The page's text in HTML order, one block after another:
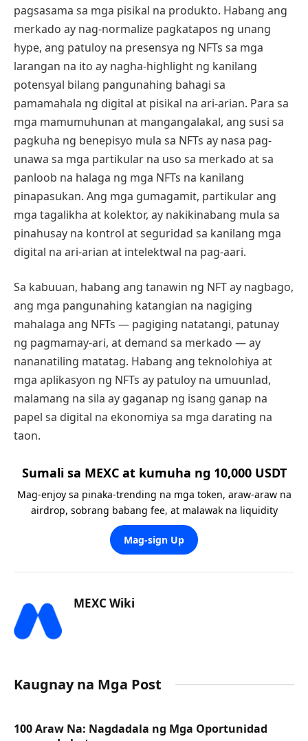
pagsasama sa mga pisikal na produkto. Habang ang
merkado ay nag-normalize pagkatapos ng unang
hype, ang patuloy na presensya ng NFTs sa mga
larangan na ito ay nagha-highlight ng kanilang
potensyal bilang pangunahing bahagi sa
pamamahala ng digital at pisikal na ari-arian. Para sa
mga mamumuhunan at mangangalakal, ang susi sa
pagkuha ng benepisyo mula sa NFTs ay nasa pag-
unawa sa mga partikular na uso sa merkado at sa
panloob na halaga ng mga NFTs na kanilang
pinapasukan. Ang mga gumagamit, partikular ang
mga tagalikha at kolektor, ay nakikinabang mula sa
pinahusay na kontrol at seguridad sa kanilang mga
digital na ari-arian at intelektwal na pag-aari.
Sa kabuuan, habang ang tanawin ng NFT ay nagbago,
ang mga pangunahing katangian na nagiging
mahalaga ang NFTs — pagiging natatangi, patunay
ng pagmamay-ari, at demand sa merkado — ay
nananatiling matatag. Habang ang teknolohiya at
mga aplikasyon ng NFTs ay patuloy na umuunlad,
malamang na sila ay gaganap ng isang ganap na
papel sa digital na ekonomiya sa mga darating na
taon.
Sumali sa MEXC at kumuha ng 10,000 USDT
Mag-enjoy sa pinaka-trending na mga token, araw-araw na
airdrop, sobrang babang fee, at malawak na liquidity
Mag-sign Up
MEXC Wiki
Kaugnay na Mga Post
100 Araw Na: Nagdadala ng Mga Oportunidad